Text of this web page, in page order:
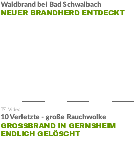
Waldbrand bei Bad Schwalbach
NEUER BRANDHERD ENTDECKT
10 Verletzte - große Rauchwolke
GROSSBRAND IN GERNSHEIM E
NDLICH GELÖSCHT